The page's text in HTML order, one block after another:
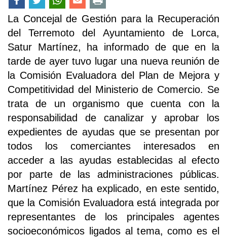
La Concejal de Gestión para la Recuperación
del Terremoto del Ayuntamiento de Lorca,
Satur Martínez, ha informado de que en la
tarde de ayer tuvo lugar una nueva reunión de
la Comisión Evaluadora del Plan de Mejora y
Competitividad del Ministerio de Comercio. Se
trata de un organismo que cuenta con la
responsabilidad de canalizar y aprobar los
expedientes de ayudas que se presentan por
todos los comerciantes interesados en
acceder a las ayudas establecidas al efecto
por parte de las administraciones públicas.
Martínez Pérez ha explicado, en este sentido,
que la Comisión Evaluadora está integrada por
representantes de los principales agentes
socioeconómicos ligados al tema, como es el